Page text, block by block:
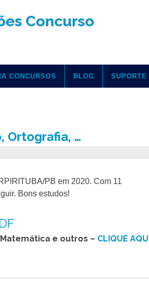
Concurso
CONCURSOS BLOG SUPORTE
Ortografia, …
PB em 2020. Com 11
Bons estudos!
e outros – CLIQUE AQUI